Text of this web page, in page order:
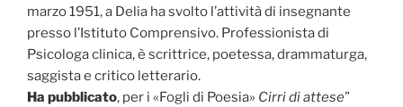
marzo 1951, a Delia ha svolto l’attività di insegnante
presso l’Istituto Comprensivo. Professionista di
Psicologa clinica, è scrittrice, poetessa, drammaturga,
saggista e critico letterario.
Ha pubblicato, per i «Fogli di Poesia» Cirri di attese”